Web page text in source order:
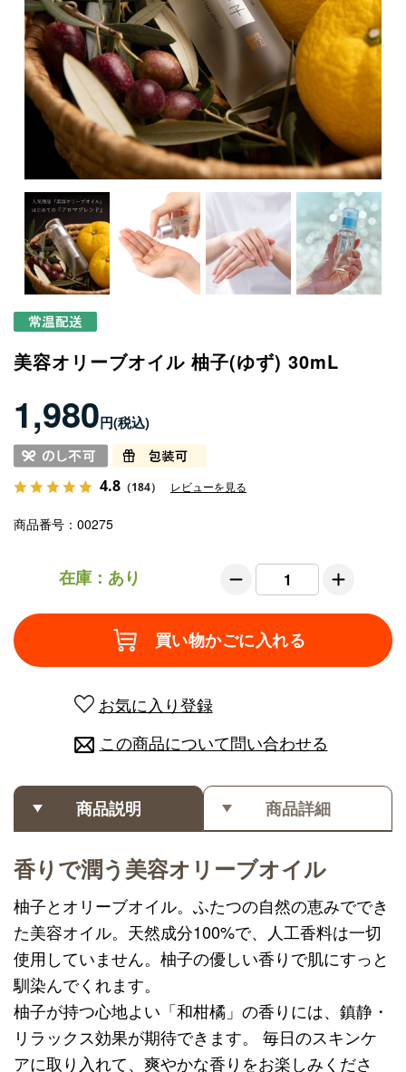
美容オリーブオイル 柚子(ゆず) 30mL
1,980円
商品番号 00275
在庫：あり
お気に入り登録
この商品について問い合わせる
4.8 （184） レビューを見る
商品説明 商品詳細
香りで潤う美容オリーブオイル
柚子とオリーブオイル。ふたつの自然の恵みででき
た美容オイル。天然成分100%で、人工香料は一切
使用していません。柚子の優しい香りで肌にすっと
馴染んでくれます。
柚子が持つ心地よい「和柑橘」の香りには、鎮静・
リラックス効果が期待できます。 毎日のスキンケ
アに取り入れて、爽やかな香りをお楽しみくださ